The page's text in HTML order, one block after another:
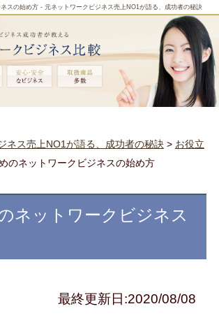
スの始め方 - 元ネットワークビジネス売上NO1が語る、成功者の秘訣
ネス売上NO1が語る、成功者の秘訣> お役立
のネットワークビジネスの始め方
ネットワークビジネス
最終更新日:2020/08/08